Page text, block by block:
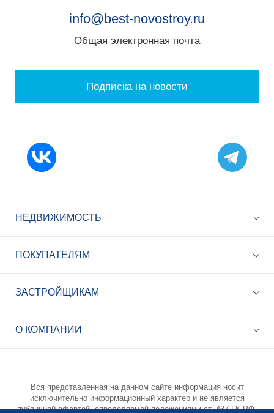
+7 (495) 785-56-17
info@best-novostroy.ru
Общая электронная почта
Подписка на новости
НЕДВИЖИМОСТЬ
ПОКУПАТЕЛЯМ
ЗАСТРОЙЩИКАМ
О КОМПАНИИ
Вся представленная на данном сайте информация носит
исключительно информационный характер и не является
публичной офертой, определяемой положениями ст. 437 ГК РФ.